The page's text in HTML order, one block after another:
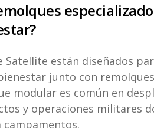
Satellite están diseñados
junto con
modular es común en
y operaciones militares